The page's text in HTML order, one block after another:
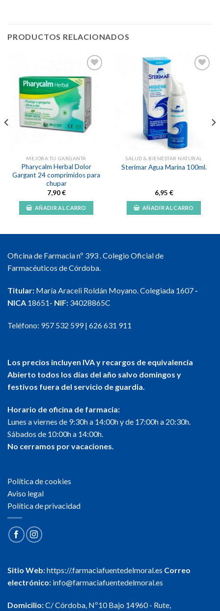
PRODUCTOS RELACIONADOS
lista de
deseos
MEJORA TU GARGANTA
Pharycalm Herbal Dolor
Gargant 24 comprimidos para
chupar
7,90€
AÑADIR AL CARRO
SALUD & BIENESTAR NATURAL
Sterimar Agua Marina 100ml.
6,95 €
AÑADIR AL CARRO
Oficina de Farmacia nº 393 . Colegio Oficial de
Farmacéuticos de Córdoba.
Titular: María Araceli Roldán Moyano. Colegiada 1607 -
NICA 18651- NIF: 34028865C
Teléfono: 957 532 599| 626 631 911
Los precios incluyen IVA y recargos de equivalencia
Abierto todos los días del año salvo domingos y
festivos fuera del servicio de guardia.
Horario de oficina de farmacia:
Lunes a viernes de 9:30h a 14:00h y de 17:00h a 20:30h.
Sábados de 10:00h a 14:00h.
No cerramos por vacaciones.
Política de cookies
Aviso legal
Política de privacidad
Sitio Web:https://.farmaciafuentedelmoral.es Correo
electrónico: info@farmaciafuentedelmoral.es
Domicilio:C/ Córdoba, Nº10 Bajo 14960 - Rute,